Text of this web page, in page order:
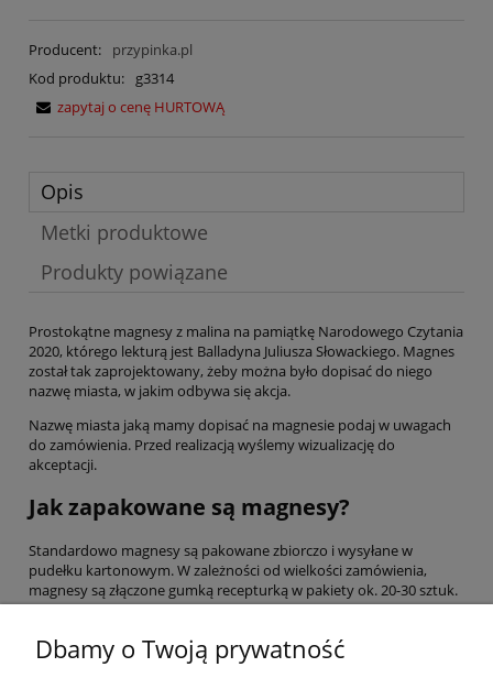
Producent:
przypinka.pl
Kod produktu:
g3314
zapytaj o cenę HURTOWĄ
Opis
Metki produktowe
Produkty powiązane
Prostokątne magnesy z malina na pamiątkę Narodowego Czytania
2020, którego lekturą jest Balladyna Juliusza Słowackiego. Magnes
został tak zaprojektowany, żeby można było dopisać do niego
nazwę miasta, w jakim odbywa się akcja.
Nazwę miasta jaką mamy dopisać na magnesie podaj w uwagach
do zamówienia. Przed realizacją wyślemy wizualizację do
akceptacji.
Jak zapakowane są magnesy?
Standardowo magnesy są pakowane zbiorczo i wysyłane w
pudełku kartonowym. W zależności od wielkości zamówienia,
magnesy są złączone gumką recepturką w pakiety ok. 20-30 sztuk.
Czy magnesy na Narodowe Czytanie
mogą być zapakowane pojedynczo?
Dbamy o Twoją prywatność